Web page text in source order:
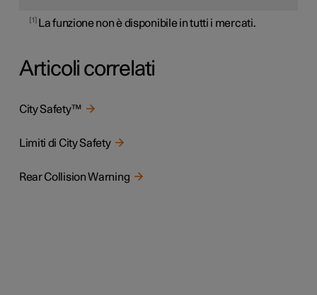
1 La funzione non è disponibile in tutti i mercati.
Articoli correlati
City Safety™
Limiti di City Safety
Rear Collision Warning